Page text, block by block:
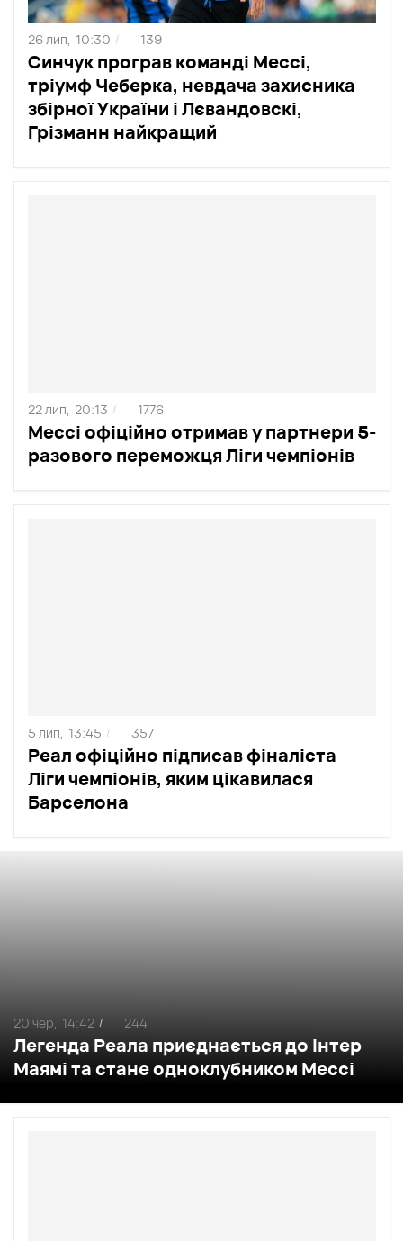
Синчук програв команді Мессі,
тріумф Чеберка, невдача захисника
збірної України і Лєвандовскі,
Грізманн найкращий
26 лип, 10:30 / 139
Мессі офіційно отримав у партнери 5-
разового переможця Ліги чемпіонів
22 лип, 20:13 / 1776
Реал офіційно підписав фіналіста
Ліги чемпіонів, яким цікавилася
Барселона
5 лип, 13:45 / 357
Легенда Реала приєднається до Інтер
Маямі та стане одноклубником Мессі
20 чер, 14:42 / 244